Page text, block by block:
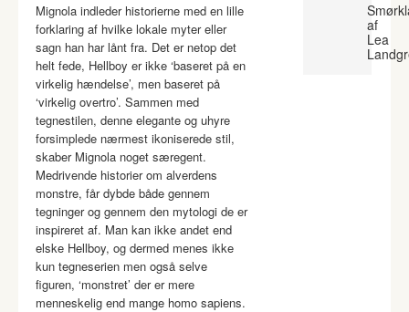
Mignola indleder historierne med en lille
forklaring af hvilke lokale myter eller
sagn han har lånt fra. Det er netop det
helt fede, Hellboy er ikke ‘baseret på en
virkelig hændelse’, men baseret på
‘virkelig overtro’. Sammen med
tegnestilen, denne elegante og uhyre
forsimplede nærmest ikoniserede stil,
skaber Mignola noget særegent.
Medrivende historier om alverdens
monstre, får dybde både gennem
tegninger og gennem den mytologi de er
inspireret af. Man kan ikke andet end
elske Hellboy, og dermed menes ikke
kun tegneserien men også selve
figuren, ‘monstret’ der er mere
menneskelig end mange homo sapiens.
af
Lea